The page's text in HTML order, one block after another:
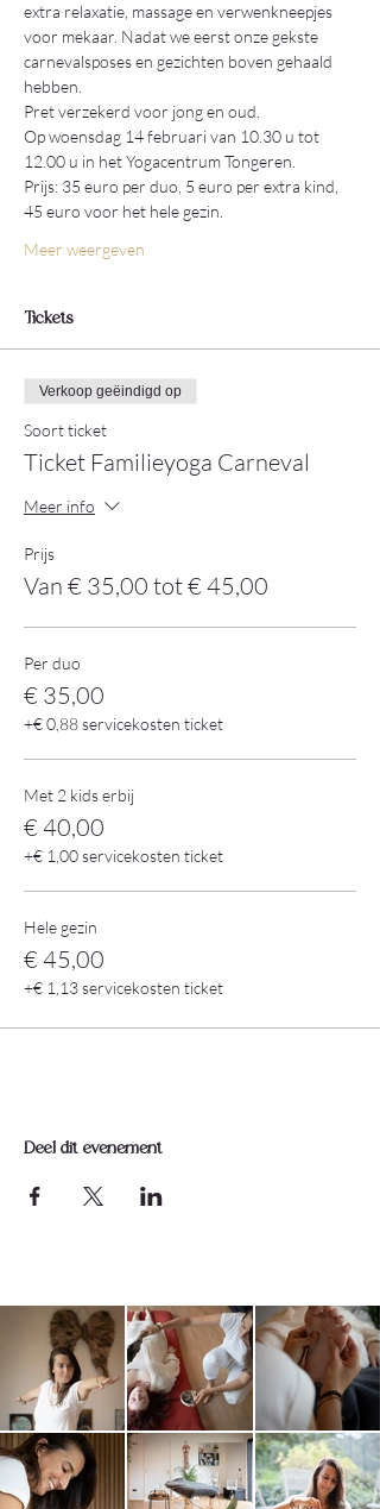
extra relaxatie, massage en verwenkneepjes
voor mekaar. Nadat we eerst onze gekste
carnevalsposes en gezichten boven gehaald
hebben.
Pret verzekerd voor jong en oud.
Op woensdag 14 februari van 10.30 u tot
12.00 u in het Yogacentrum Tongeren.
Prijs: 35 euro per duo, 5 euro per extra kind,
45 euro voor het hele gezin.
Meer weergeven
Tickets
Verkoop geëindigd op
Soort ticket
Ticket Familieyoga Carneval
Meer info
Prijs
Van € 35,00 tot € 45,00
Per duo
€ 35,00
+€ 0,88 servicekosten ticket
Met 2 kids erbij
€ 40,00
+€ 1,00 servicekosten ticket
Hele gezin
€ 45,00
+€ 1,13 servicekosten ticket
Deel dit evenement